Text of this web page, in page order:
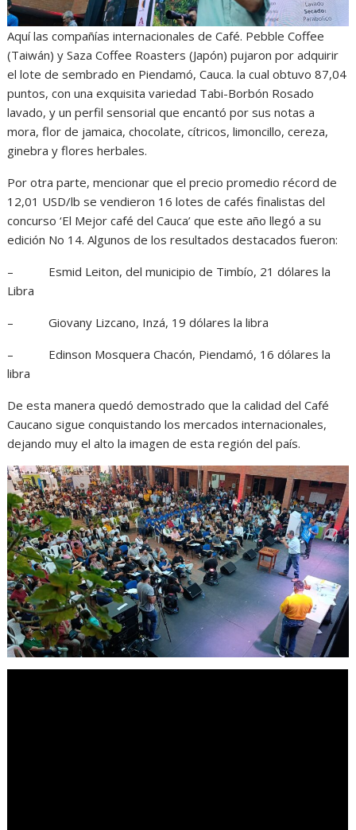
Aquí las compañías internacionales de Café. Pebble Coffee
(Taiwán) y Saza Coffee Roasters (Japón) pujaron por adquirir
el lote de sembrado en Piendamó, Cauca. la cual obtuvo 87,04
puntos, con una exquisita variedad Tabi-Borbón Rosado
lavado, y un perfil sensorial que encantó por sus notas a
mora, flor de jamaica, chocolate, cítricos, limoncillo, cereza,
ginebra y flores herbales.
Por otra parte, mencionar que el precio promedio récord de
12,01 USD/lb se vendieron 16 lotes de cafés finalistas del
concurso ‘El Mejor café del Cauca’ que este año llegó a su
edición No 14. Algunos de los resultados destacados fueron:
– Esmid Leiton, del municipio de Timbío, 21 dólares la
Libra
– Giovany Lizcano, Inzá, 19 dólares la libra
– Edinson Mosquera Chacón, Piendamó, 16 dólares la
libra
De esta manera quedó demostrado que la calidad del Café
Caucano sigue conquistando los mercados internacionales,
dejando muy el alto la imagen de esta región del país.